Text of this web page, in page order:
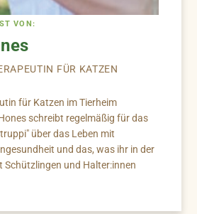
VON:
FÜR KATZEN
für Katzen im Tierheim
schreibt regelmäßig für das
über das Leben mit
und das, was ihr in der
Schützlingen und Halter:innen